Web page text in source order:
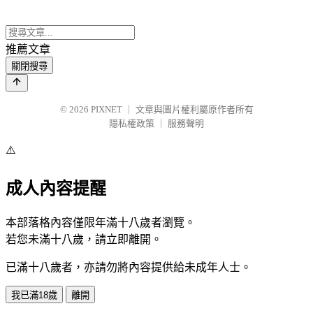
推薦文章
關閉搜尋
© 2026 PIXNET
文章與圖片權利屬原作者所有
隱私權政策
服務聲明
⚠️
成人內容提醒
本部落格內容僅限年滿十八歲者瀏覽。
若您未滿十八歲，請立即離開。
已滿十八歲者，亦請勿將內容提供給未成年人士。
我已滿18歲 離開